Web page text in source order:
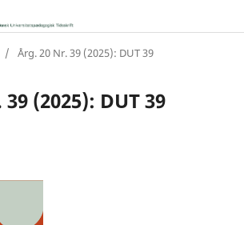
/ Årg. 20 Nr. 39 (2025): DUT 39
(2025): DUT 39